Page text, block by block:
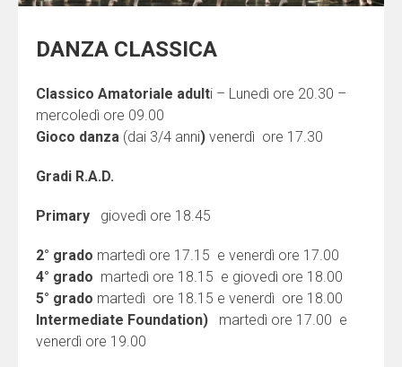
DANZA CLASSICA
Classico Amatoriale adulti – Lunedì ore 20.30 –
mercoledì ore 09.00
Gioco danza (dai 3/4 anni) venerdì ore 17.30
Gradi R.A.D.
Primary giovedì ore 18.45
2° grado martedì ore 17.15 e venerdì ore 17.00
4° grado martedì ore 18.15 e giovedì ore 18.00
5° grado martedì ore 18.15 e venerdì ore 18.00
Intermediate Foundation)
martedì ore 17.00 e
venerdì ore 19.00